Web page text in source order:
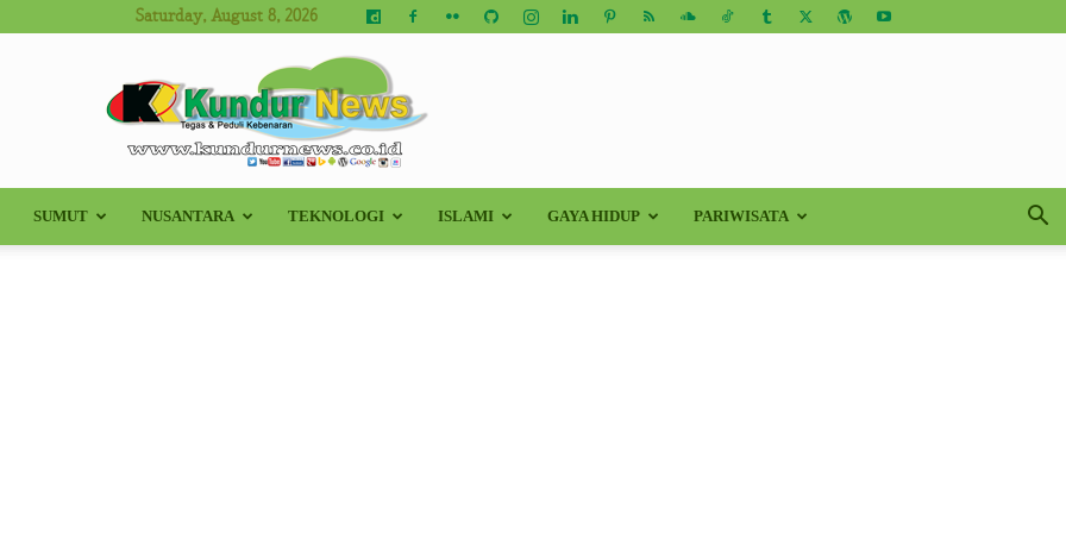
Saturday, August 8, 2026
Kundur
SUMUT NUSANTARA TEKNOLOGI ISLAMI GAYA HIDUP PARIWISATA